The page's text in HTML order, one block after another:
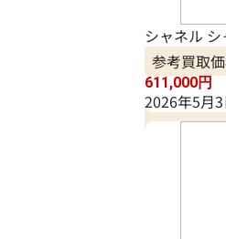
シャネル シ
参考買取
611,000円
2026年5月